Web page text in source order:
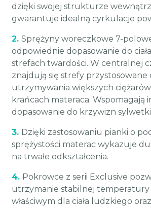
dzięki swojej strukturze
gwarantuje idealną cyrkulacje
2. Sprężyny woreczkowe 7-
odpowiednie dopasowanie do
strefach twardości. W centralnej
znajdują się strefy przystosowane
utrzymywania większych
krańcach materaca. Wspomagają
dopasowanie do krzywizn
3. Dzięki zastosowaniu pianki o
sprężystości materac wykazuje
na trwałe odkształcenia.
4. Pokrowce z serii Exclusive
utrzymanie stabilnej temperatury
właściwym dla ciała ludzkiego